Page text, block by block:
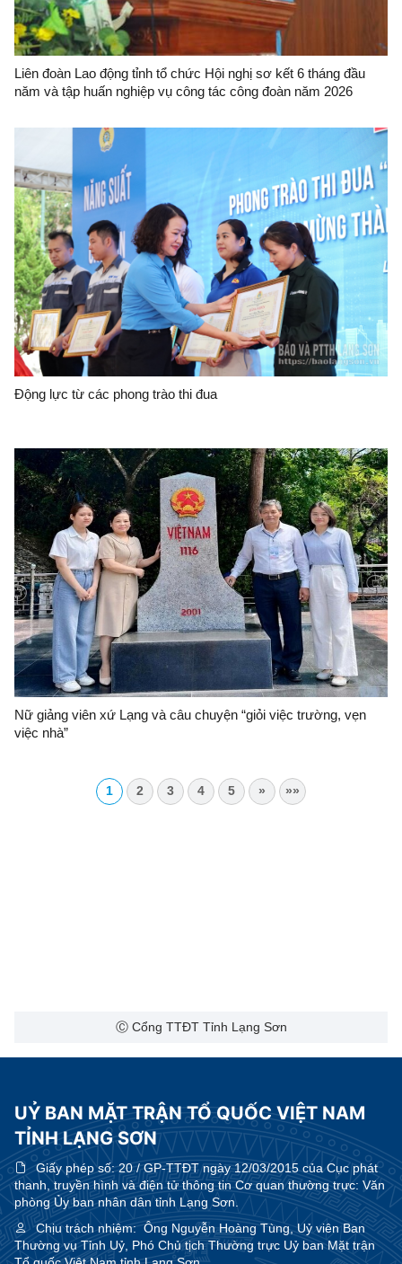
Liên đoàn Lao động tỉnh tổ chức Hội nghị sơ kết 6 tháng đầu
năm và tập huấn nghiệp vụ công tác công đoàn năm 2026
Động lực từ các phong trào thi đua
Nữ giảng viên xứ Lạng và câu chuyện “giỏi việc trường, vẹn
việc nhà”
1 2 3 4 5 » »»
Ⓒ Cổng TTĐT Tỉnh Lạng Sơn
UỶ BAN MẶT TRẬN TỔ QUỐC VIỆT NAM
TỈNH LẠNG SƠN
Giấy phép số:20 / GP-TTĐT ngày 12/03/2015 của Cục phát
thanh, truyền hình và điện tử thông tin Cơ quan thường trực: Văn
phòng Ủy ban nhân dân tỉnh Lạng Sơn.
Chịu trách nhiệm:Ông Nguyễn Hoàng Tùng, Uỷ viên Ban
Thường vụ Tỉnh Uỷ, Phó Chủ tịch Thường trực Uỷ ban Mặt trận